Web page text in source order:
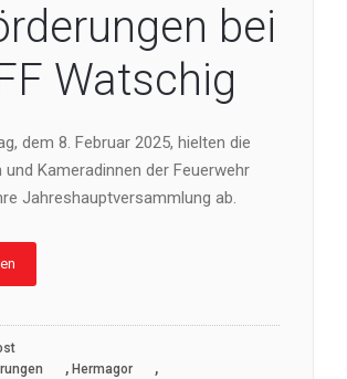
bei
Watschig
dem 8. Februar 2025, hielten die
und Kameradinnen der Feuerwehr
Jahreshauptversammlung ab.
, Hermagor ,